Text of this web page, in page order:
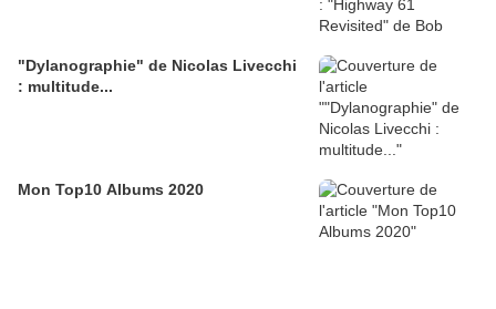
"Dylanographie" de Nicolas Livecchi
: multitude...
Mon Top10 Albums 2020